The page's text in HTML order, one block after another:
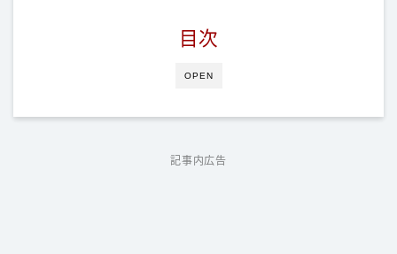
OPEN
目次
記事内広告